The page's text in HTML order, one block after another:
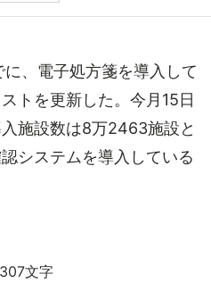
、電子処方箋を導入して
トを更新した。今月15日
施設数は8万2463施設と
システムを導入している
文字